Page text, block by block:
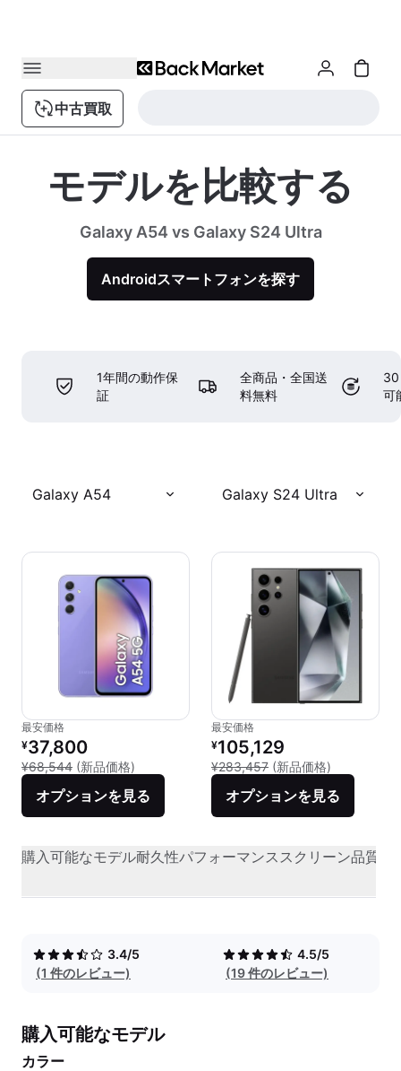
中古買取
モデルを比較する
Galaxy A54 vs Galaxy S24 Ultra
Androidスマートフォンを探す
1年間の動作保
証
全商品・全国送
料無料
30
可
Galaxy A54 Galaxy S24 Ultra
最安価格
リファービッシュ品の価格：
¥37,800
¥68,544 (新品価格) 新品との比較：¥68,544
オプションを見る
最安価格
リファービッシュ品の価格：
¥105,129
¥283,457 (新品価格)
オプションを見る
購入可能なモデル耐久性パフォーマンススクリーン品質
3.4/5
(1 件のレビュー)
4.5/5
(19 件のレビュー)
購入可能なモデル
カラー